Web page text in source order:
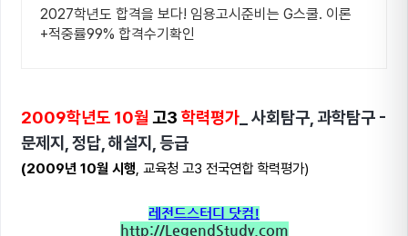
학원
2027학년도 합격을 보다! 임용고시준비는 G스쿨. 이론
+적중률99% 합격수기확인
2009학년도 10월 고3 학력평가 _ 사회탐구, 과학탐구 -
문제지, 정답, 해설지, 등급
(2009년 10월 시행, 교육청 고3 전국연합 학력평가)
레전드스터디 닷컴!
http://LegendStudy.com